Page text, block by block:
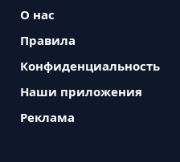
О нас
Правила
Конфиденциальность
Наши приложения
Реклама